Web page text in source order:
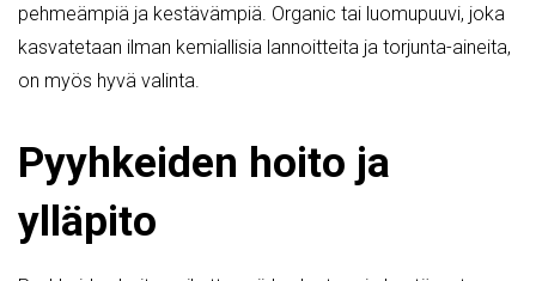
pehmeämpiä ja kestävämpiä. Organic tai luomupuuvi, joka
kasvatetaan ilman kemiallisia lannoitteita ja torjunta-aineita,
on myös hyvä valinta.
Pyyhkeiden hoito ja
ylläpito